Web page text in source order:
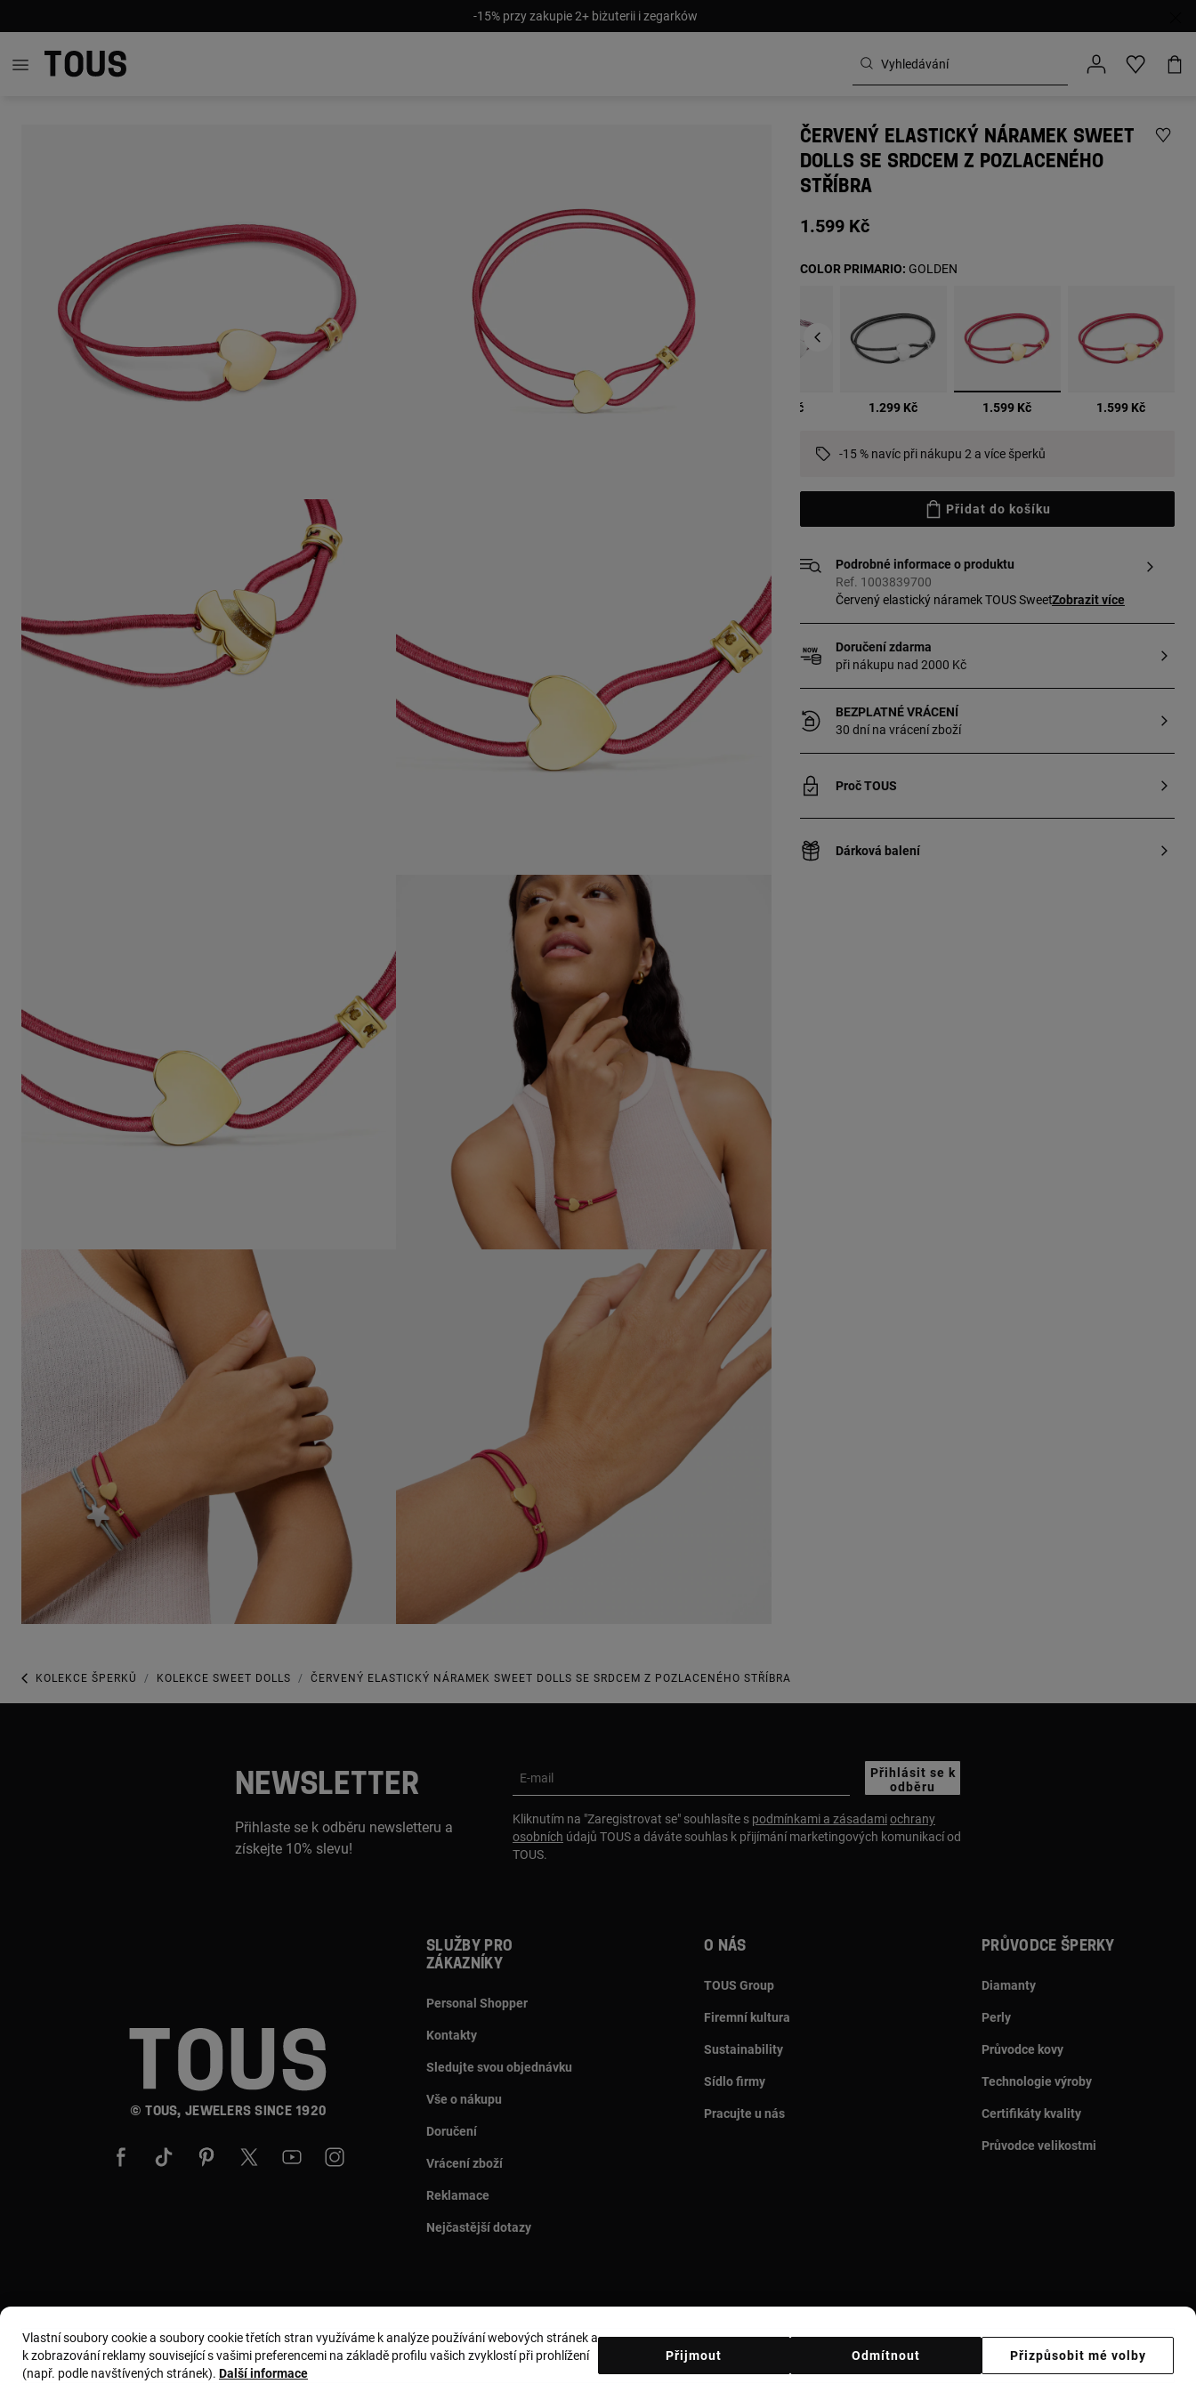
-15% przy zakupie 2+ biżuterii i zegarków
ČERVENÝ ELASTICKÝ NÁRAMEK SWEET
DOLLS SE SRDCEM Z POZLACENÉHO
STŘÍBRA
1.599 Kč
1.299 Kč 1.299 Kč vybrané
1.599 Kč 1.599 Kč
COLOR PRIMARIO: GOLDEN
-15 % navíc při nákupu 2 a více šperků
Přidat do košíku
Podrobné informace o produktu
Ref. 1003839700
Červený elastický náramek TOUS Sweet
11 x 12 mm. Délka náramku: 17 cm.
Zobrazit více
Doručení zdarma
při nákupu nad 2000 Kč
BEZPLATNÉ VRÁCENÍ
30 dní na vrácení zboží
Proč TOUS
Dárková balení
KOLEKCE ŠPERKŮ KOLEKCE SWEET DOLLS ČERVENÝ ELASTICKÝ NÁRAMEK SWEET DOLLS SE SRDCEM Z POZLACENÉHO STŘÍBRA
NEWSLETTER
Přihlaste se k odběru newsletteru a
získejte 10% slevu!
E-mail
Přihlásit se k
odběru
Kliknutím na "Zaregistrovat se" souhlasíte s podmínkami a zásadamiochrany
osobních údajů TOUS a dáváte souhlas k přijímání marketingových komunikací od
TOUS.
© TOUS, JEWELERS SINCE 1920
Služby pro
zákazníky
Personal Shopper
Kontakty
Sledujte svou objednávku
Vše o nákupu
Doručení
Vrácení zboží
Reklamace
Nejčastější dotazy
O nás
TOUS Group
Firemní kultura
Sustainability
Sídlo firmy
Pracujte u nás
Průvodce šperky
Diamanty
Perly
Průvodce kovy
Technologie výroby
Certifikáty kvality
Průvodce velikostmi
Země a měna:Czech Republic / Euro
Vlastní soubory cookie a soubory cookie třetích stran využíváme k analýze používání webových stránek a
k zobrazování reklamy související s vašimi preferencemi na základě profilu vašich zvyklostí při prohlížení
(např. podle navštívených stránek). Další informace
Přizpůsobit mé volby
Odmítnout
Přijmout